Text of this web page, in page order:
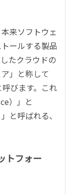
来ソフトウェ
ールする製品
たクラウドの
」と称して
呼びます。これ
）」と
と呼ばれる、
トフォー